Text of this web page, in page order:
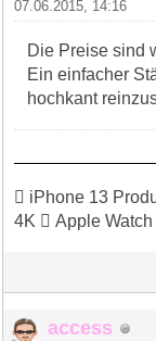
07.06.2015, 14:16
Die Preise sind
Ein einfacher
hochkant
 iPhone 13
4K  Apple
access